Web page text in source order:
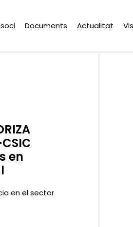
Documents Actualitat
en
en el sector